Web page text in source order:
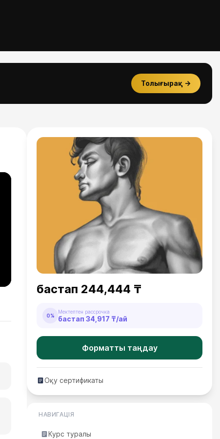
Толығырақ →
бастап 244,444 ₸
0%
Мектептен рассрочка
бастап 34,917 ₸/ай
Форматты таңдау
Оқу сертификаты
НАВИГАЦІЯ
Курс туралы